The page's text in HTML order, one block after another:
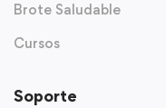
Brote Saludable
Cursos
Soporte